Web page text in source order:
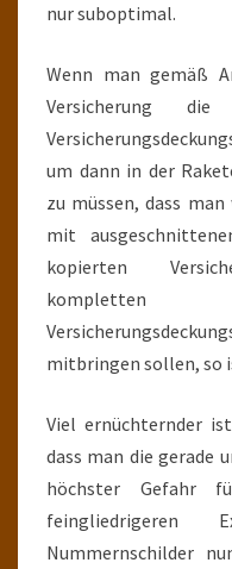
nur suboptimal.
Wenn man gemäß
Versicherung
um dann in der
zu müssen, dass
mit
kopierten
kompletten
mitbringen sollen, so
Viel ernüchternder
dass man die gerade
höchster Gefahr
feingliedrigeren
Nummernschilder